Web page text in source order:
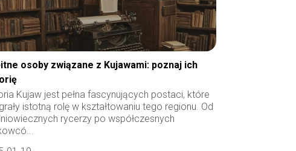
osoby związane z Kujawami: poznaj ich
Kujaw jest pełna fascynujących postaci, które
istotną rolę w kształtowaniu tego regionu. Od
rycerzy po współczesnych